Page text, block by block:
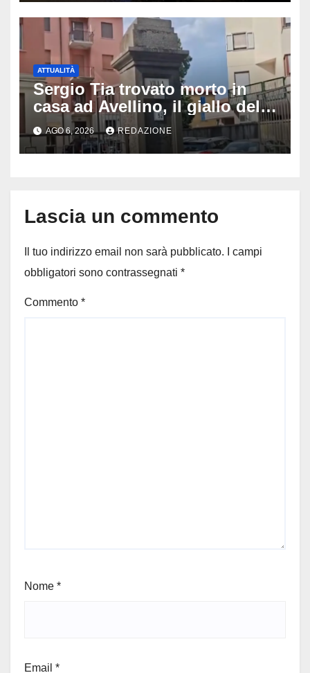
ATTUALITÀ
Sergio Tia trovato morto in
casa ad Avellino, il giallo della
porta socchiusa: disposta
l’autopsia
AGO 6, 2026 REDAZIONE
Lascia un commento
Il tuo indirizzo email non sarà pubblicato.
I campi
obbligatori sono contrassegnati *
Commento *
Nome *
Email *